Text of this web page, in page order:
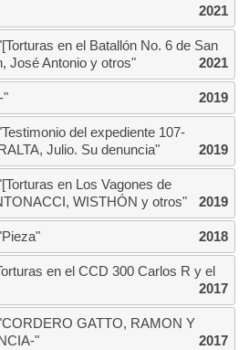
2021
en el Batallón No. 6 de San
José Antonio y otros"
2021
" 2019
del expediente 107-
Julio. Su denuncia"
2019
en Los Vagones de
WISTHÓN y otros"
2019
2018
en el CCD 300 Carlos R y el
2017
GATTO, RAMON Y
"
2017